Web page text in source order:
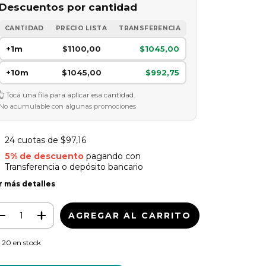
por cantidad
CANTIDAD PRECIO LISTA TRANSFERENCIA
+1m $1100,00 $1045,00
+10m $1045,00 $992,75
Tocá una fila para aplicar esa cantidad.
acumulable con algunas promociones
24 cuotas de $97,16
5% de descuentopagando con
Transferencia o depósito bancario
más detalles
20 en stock